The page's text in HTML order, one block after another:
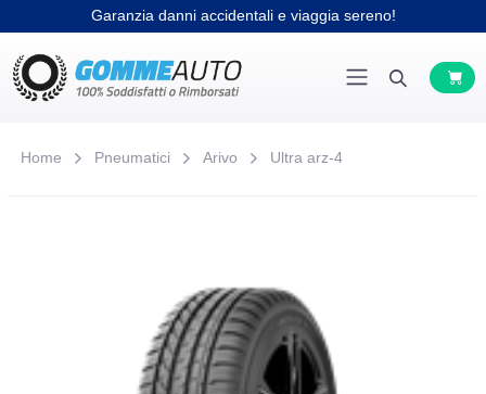
Garanzia danni accidentali e viaggia sereno!
Home Pneumatici Arivo Ultra arz-4